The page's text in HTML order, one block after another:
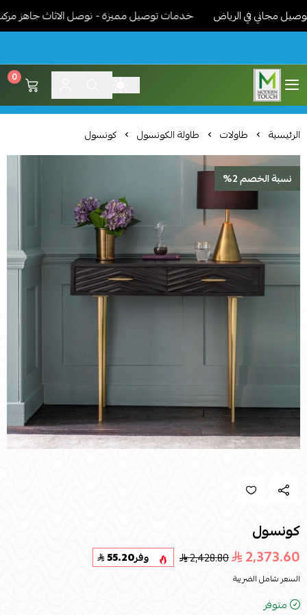
في الرياض خدمات توصيل مميزة - نوصل الاثاث جاهز مركب
اثاث مودرن لمسة عصرية
0
الرئيسية طاولات طاولة الكونسول كونسول
نسبة الخصم 2%
كونسول
2,373.60
2,428.80 وفر55.20
السعر شامل الضريبة
متوفر